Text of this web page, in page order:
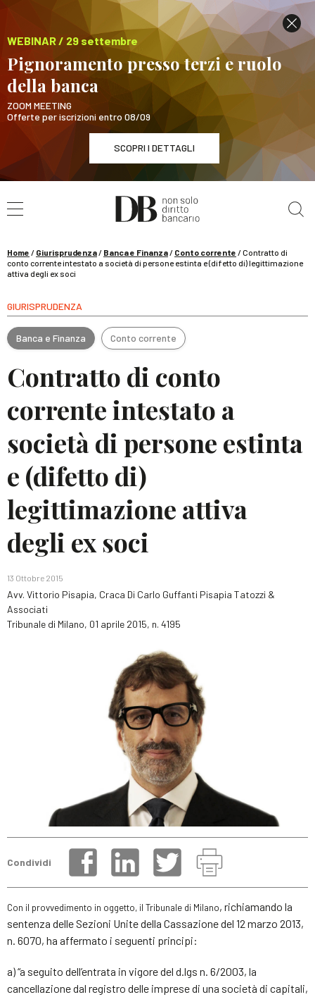
WEBINAR / 29 settembre
Pignoramento presso terzi e ruolo
della banca
ZOOM MEETING
Offerte per iscrizioni entro 08/09
SCOPRI I DETTAGLI
WEBINAR / 29 settembre
Pignoramento presso terzi e ruolo della banca
Home / Giurisprudenza/ Banca e Finanza/ Conto corrente /Contratto di
conto corrente intestato a società di persone estinta e (difetto di) legittimazione
attiva degli ex soci
GIURISPRUDENZA
Banca e Finanza Conto corrente
Contratto di conto
corrente intestato a
società di persone estinta
e (difetto di)
legittimazione attiva
degli ex soci
13 Ottobre 2015
Avv. Vittorio Pisapia, Craca Di Carlo Guffanti Pisapia Tatozzi &
Associati
Tribunale di Milano, 01 aprile 2015, n. 4195
Condividi
Con il provvedimento in oggetto, il Tribunale di Milano, richiamando la
sentenza delle Sezioni Unite della Cassazione del 12 marzo 2013,
n. 6070, ha affermato i seguenti principi:
a) “a seguito dell’entrata in vigore del d.lgs n. 6/2003, la
cancellazione dal registro delle imprese di una società di capitali,